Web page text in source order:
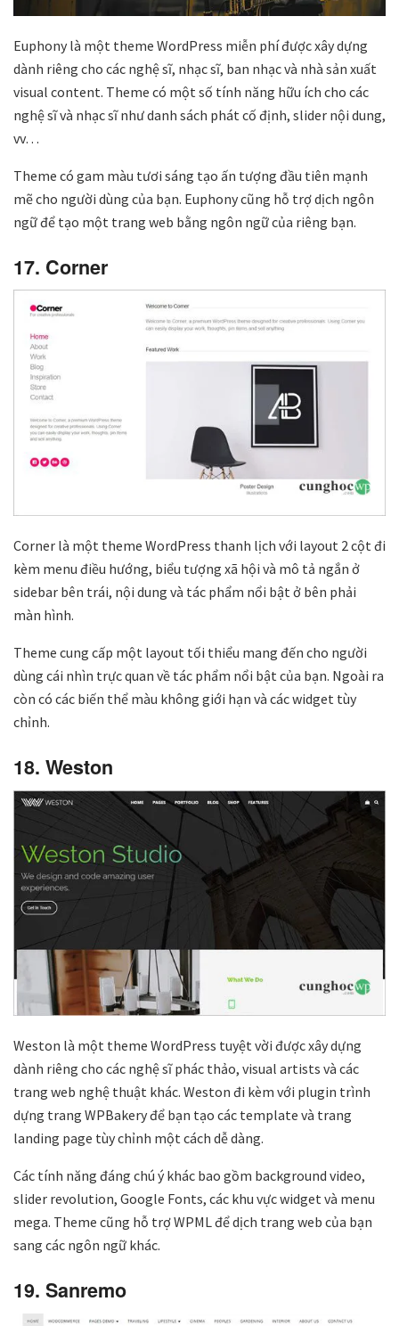
Euphony là một theme WordPress miễn phí được xây dựng
dành riêng cho các nghệ sĩ, nhạc sĩ, ban nhạc và nhà sản xuất
visual content. Theme có một số tính năng hữu ích cho các
nghệ sĩ và nhạc sĩ như danh sách phát cố định, slider nội dung,
vv…
Theme có gam màu tươi sáng tạo ấn tượng đầu tiên mạnh
mẽ cho người dùng của bạn. Euphony cũng hỗ trợ dịch ngôn
ngữ để tạo một trang web bằng ngôn ngữ của riêng bạn.
17. Corner
Corner là một theme WordPress thanh lịch với layout 2 cột đi
kèm menu điều hướng, biểu tượng xã hội và mô tả ngắn ở
sidebar bên trái, nội dung và tác phẩm nổi bật ở bên phải
màn hình.
Theme cung cấp một layout tối thiểu mang đến cho người
dùng cái nhìn trực quan về tác phẩm nổi bật của bạn. Ngoài ra
còn có các biến thể màu không giới hạn và các widget tùy
chỉnh.
18. Weston
Weston là một theme WordPress tuyệt vời được xây dựng
dành riêng cho các nghệ sĩ phác thảo, visual artists và các
trang web nghệ thuật khác. Weston đi kèm với plugin trình
dựng trang WPBakery để bạn tạo các template và trang
landing page tùy chỉnh một cách dễ dàng.
Các tính năng đáng chú ý khác bao gồm background video,
slider revolution, Google Fonts, các khu vực widget và menu
mega. Theme cũng hỗ trợ WPML để dịch trang web của bạn
sang các ngôn ngữ khác.
19. Sanremo